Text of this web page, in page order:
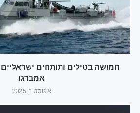
חמושה בטילים ותותחים
אמברגו
אוגוסט 1, 2025